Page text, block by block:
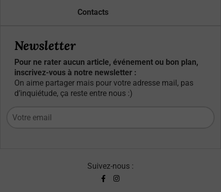
Contacts
Newsletter
Pour ne rater aucun article, événement ou bon plan,
inscrivez-vous à notre newsletter :
On aime partager mais pour votre adresse mail, pas
d’inquiétude, ça reste entre nous :)
Suivez-nous :